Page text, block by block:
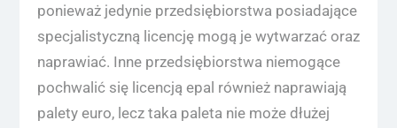
ponieważ jedynie przedsiębiorstwa posiadające
specjalistyczną licencję mogą je wytwarzać oraz
naprawiać. Inne przedsiębiorstwa niemogące
pochwalić się licencją epal również naprawiają
palety euro, lecz taka paleta nie może dłużej